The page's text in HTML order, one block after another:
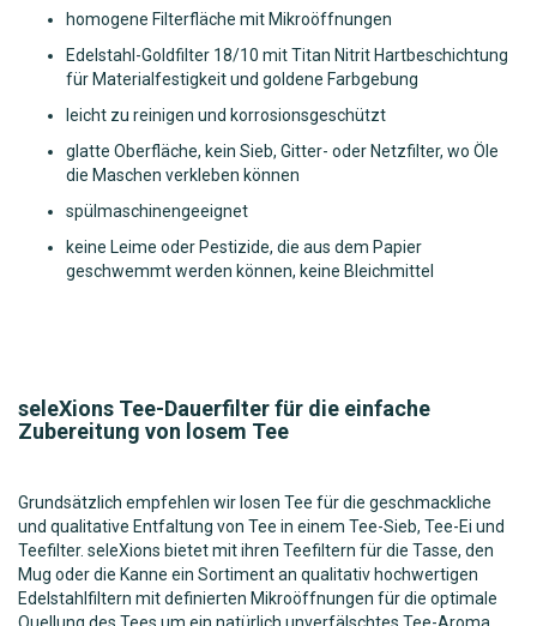
homogene Filterfläche mit Mikroöffnungen
Edelstahl-Goldfilter 18/10 mit Titan Nitrit Hartbeschichtung
für Materialfestigkeit und goldene Farbgebung
leicht zu reinigen und korrosionsgeschützt
glatte Oberfläche, kein Sieb, Gitter- oder Netzfilter, wo Öle
die Maschen verkleben können
spülmaschinengeeignet
keine Leime oder Pestizide, die aus dem Papier
geschwemmt werden können, keine Bleichmittel
seleXions Tee-Dauerfilter für die einfache
Zubereitung von losem Tee
Grundsätzlich empfehlen wir losen Tee für die geschmackliche
und qualitative Entfaltung von Tee in einem Tee-Sieb, Tee-Ei und
Teefilter. seleXions bietet mit ihren Teefiltern für die Tasse, den
Mug oder die Kanne ein Sortiment an qualitativ hochwertigen
Edelstahlfiltern mit definierten Mikroöffnungen für die optimale
Quellung des Tees um ein natürlich unverfälschtes Tee-Aroma